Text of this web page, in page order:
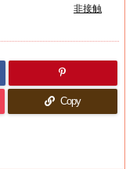
非接触
Copy